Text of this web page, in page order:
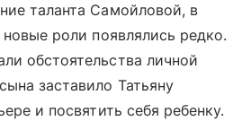
таланта Самойловой, в
роли появлялись редко.
обстоятельства личной
заставило Татьяну
и посвятить себя ребенку.